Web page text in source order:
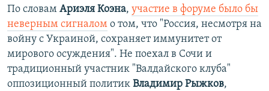
По словам Ариэля Коэна, участие в форуме было бы
неверным сигналом о том, что "Россия, несмотря на
войну с Украиной, сохраняет иммунитет от
мирового осуждения". Не поехал в Сочи и
традиционный участник "Валдайского клуба"
оппозиционный политик Владимир Рыжков,